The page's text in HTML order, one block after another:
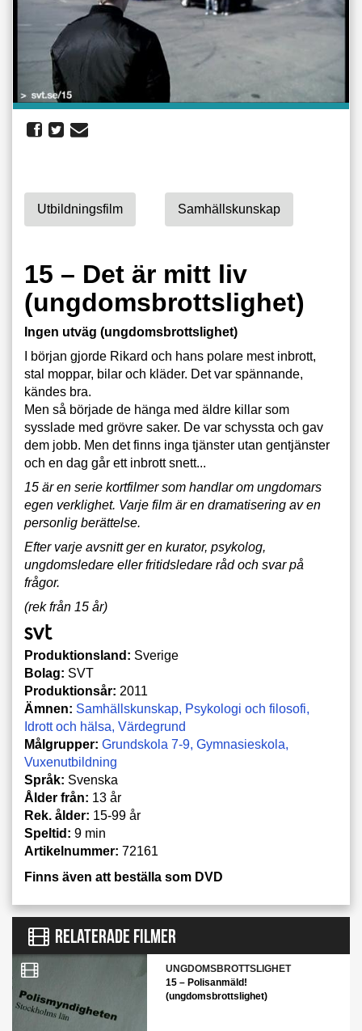
Utbildningsfilm Samhällskunskap
15 – Det är mitt liv
(ungdomsbrottslighet)
Ingen utväg (ungdomsbrottslighet)
I början gjorde Rikard och hans polare mest inbrott,
stal moppar, bilar och kläder. Det var spännande,
kändes bra.
Men så började de hänga med äldre killar som
sysslade med grövre saker. De var schyssta och gav
dem jobb. Men det finns inga tjänster utan gentjänster
och en dag går ett inbrott snett...
15 är en serie kortfilmer som handlar om ungdomars
egen verklighet. Varje film är en dramatisering av en
personlig berättelse.
Efter varje avsnitt ger en kurator, psykolog,
ungdomsledare eller fritidsledare råd och svar på
frågor.
(rek från 15 år)
Produktionsland: Sverige
Bolag: SVT
Produktionsår: 2011
Ämnen: Samhällskunskap Psykologi och filosofi
Idrott och hälsa Värdegrund
Målgrupper: Grundskola 7-9 Gymnasieskola
Vuxenutbildning
Språk: Svenska
Ålder från: 13 år
Rek. ålder: 15-99 år
Speltid: 9 min
Artikelnummer: 72161
Finns även att beställa som DVD
RELATERADE FILMER
UNGDOMSBROTTSLIGHET
15 – Polisanmäld!
(ungdomsbrottslighet)